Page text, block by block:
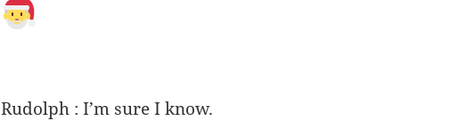
Rudolph : I’m sure I know.